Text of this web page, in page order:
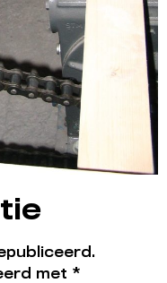
met *